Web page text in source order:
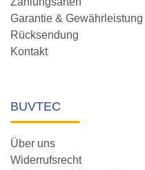
Garantie & Gewährleistung
Rücksendung
Kontakt
BUVTEC
Über uns
Widerrufsrecht